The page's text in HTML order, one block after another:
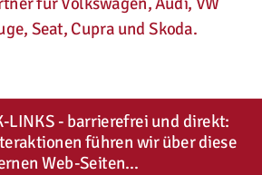
Seat, Cupra und Skoda.
LINKS - barrierefrei und direkt:
führen wir über diese
Web-Seiten...